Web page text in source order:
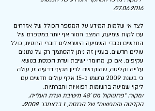
27.06.2016
/.
לצד אי שלמות המידע על המספר הכולל של אזרחים
עם לקות שמיעה, המצב חמור אף יותר במספרם של
החרשים וכבדי השמיעה הישראלים דוברי הרוסית, כולל
עולים חדשים. בעניין זה ניתן להסתמך רק על נתונים
עקיפים. אם כן, מחומרי ישיבת ועדת הכנסת בנושא
עלייה וקליטה, שהוקדשה לדיון מקיף בבעיה זו, עולה
כי בשנת 2009 נרשמו כ-15 אלף עולים חדשים עם
ליקוי שמיעה ברשומות רפואיות וחברתיות.
/מקור: "פרוטוקול מס '48 מישיבת ועדת העלייה,
הקליטה והתפוצות" של הכנסת, 1 בדצמבר 2009/.